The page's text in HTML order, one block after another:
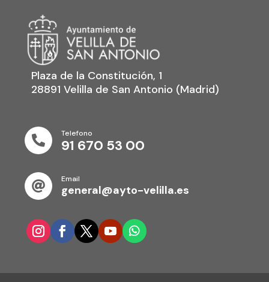
Plaza de la Constitución, 1
28891 Velilla de San Antonio (Madrid)

Telefono
91 670 53 00

Email
general@ayto-velilla.es